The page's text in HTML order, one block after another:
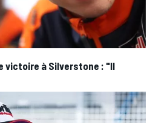
victoire à Silverstone : "Il